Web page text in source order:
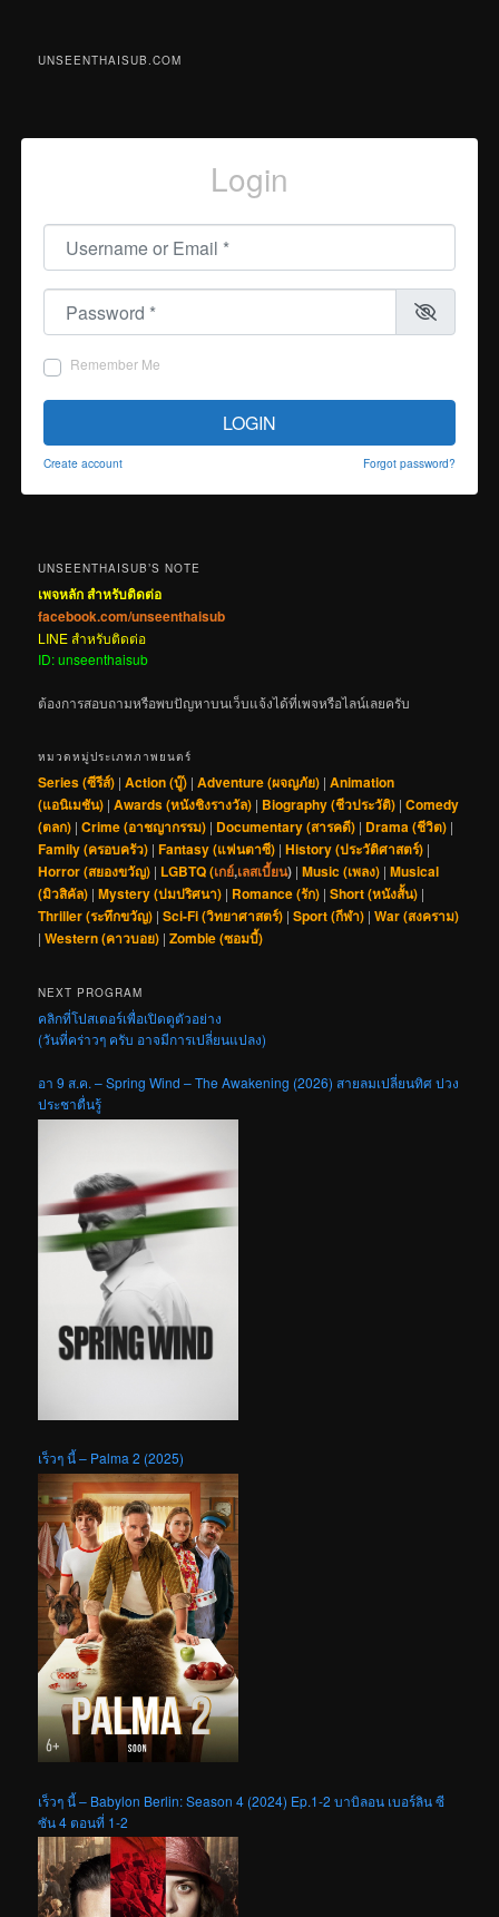
UNSEENTHAISUB.COM
Login
Remember Me
LOGIN
Create account Forgot password?
UNSEENTHAISUB’S NOTE
เพจหลัก สำหรับติดต่อ
facebook.com/unseenthaisub
LINE สำหรับติดต่อ
ID: unseenthaisub
ต้องการสอบถามหรือพบปัญหาบนเว็บแจ้งได้ที่เพจหรือไลน์เลยครับ
หมวดหมู่ประเภทภาพยนตร์
Series (ซีรีส์) |Action (บู๊) |Adventure (ผจญภัย) |Animation
(แอนิเมชัน) |Awards (หนังชิงรางวัล) | Biography (ชีวประวัติ) |Comedy
(ตลก) |Crime (อาชญากรรม) | Documentary (สารคดี) | Drama (ชีวิต) |
Family (ครอบครัว) |Fantasy (แฟนตาซี) |History (ประวัติศาสตร์) |
Horror (สยองขวัญ) | LGBTQ (เกย์,เลสเบี้ยน) |Music (เพลง) |Musical
(มิวสิคัล) |Mystery (ปมปริศนา) | Romance (รัก) |Short (หนังสั้น) |
Thriller (ระทึกขวัญ) |Sci-Fi (วิทยาศาสตร์) |Sport (กีฬา) |War (สงคราม)
|Western (คาวบอย) |Zombie (ซอมบี้)
NEXT PROGRAM
คลิกที่โปสเตอร์เพื่อเปิดดูตัวอย่าง
(วันที่คร่าวๆ ครับ อาจมีการเปลี่ยนแปลง)
อา 9 ส.ค. – Spring Wind – The Awakening (2026) สายลมเปลี่ยนทิศ ปวง
ประชาตื่นรู้
เร็วๆ นี้ – Palma 2 (2025)
เร็วๆ นี้ – Babylon Berlin: Season 4 (2024) Ep.1-2 บาบิลอน เบอร์ลิน ซี
ซัน 4 ตอนที่ 1-2